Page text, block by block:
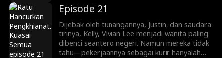
Lee. Mulai dari menjatuhkan lawan lewat
siaran langsung dan konflik keluarga, hingga
melatih Ryan Shaw yang pemalu menjadi
pewaris tangguh, Vivian memainkan
permainan kekuasaan dan balas dendam yang
kejam.
Episode 21
Dijebak oleh tunangannya, Justin, dan saudara
tirinya, Kelly, Vivian Lee menjadi wanita paling
dibenci seantero negeri. Namun mereka tidak
tahu—pekerjaannya sebagai kurir hanyalah